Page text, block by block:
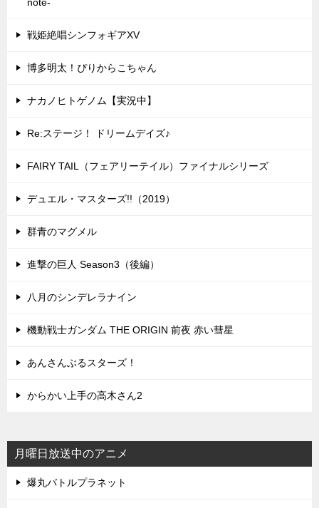
戦姫絶唱シンフォギアXV
博多明太！ぴりからこちゃん
ナカノヒトゲノム【実況中】
Re:ステージ！ ドリームデイズ♪
FAIRY TAIL（フェアリーテイル）ファイナルシリーズ
デュエル・マスターズ!!（2019）
群青のマグメル
進撃の巨人 Season3（後編）
八月のシンデレラナイン
機動戦士ガンダム THE ORIGIN 前夜 赤い彗星
あんさんぶるスターズ！
からかい上手の高木さん2
月曜日放送中のアニメ
爆丸バトルプラネット